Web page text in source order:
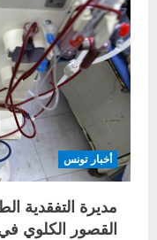
في
قضية
فساد
مالي
إلى
19
ماي
المقبل
أخبار تونس
مديرة التفقدية
القصور الكلوي في